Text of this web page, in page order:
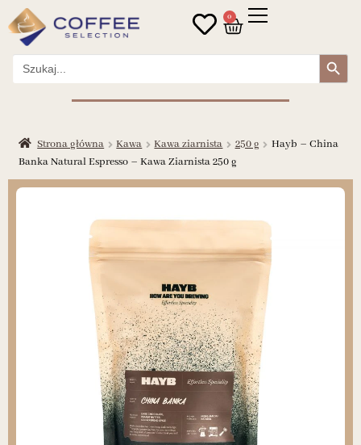
0
Search
for:
Search Button
Strona główna Kawa Kawa ziarnista 250 g
Hayb – China
Banka Natural Espresso – Kawa Ziarnista 250 g